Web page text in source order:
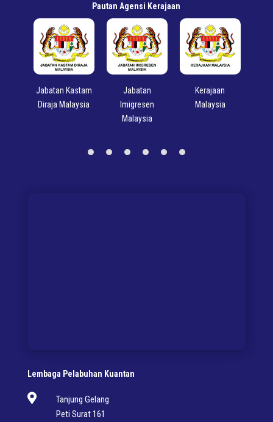
Pautan Agensi Kerajaan
Jabatan
Imigresen
Kerajaan
Malaysia
Kementerian
Pengangkutan
Lembaga Pelabuhan Kuantan

Tanjung Gelang
Peti Surat 161